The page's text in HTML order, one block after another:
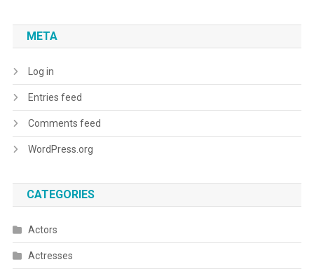
META
Log in
Entries feed
Comments feed
WordPress.org
CATEGORIES
Actors
Actresses